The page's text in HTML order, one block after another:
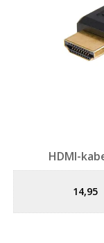
HDMI-
14,95